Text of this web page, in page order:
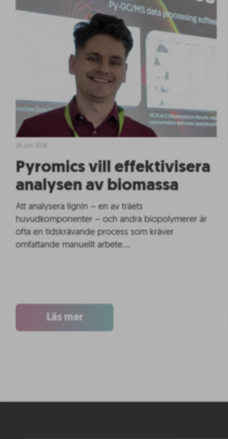
Pyromics vill effektivisera
analysen av biomassa
Att analysera lignin – en av träets
huvudkomponenter – och andra biopolymerer är
ofta en tidskrävande process som kräver
omfattande manuellt arbete….
Läs mer